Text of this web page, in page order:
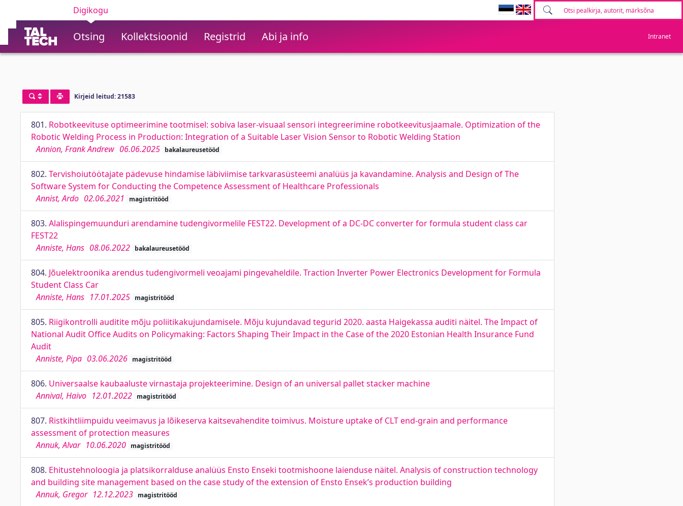
Digikogu
Otsing Kollektsioonid Registrid Abi ja info Intranet
Kirjeid leitud: 21583
801. Robotkeevituse optimeerimine tootmisel: sobiva laser-visuaal sensori integreerimine robotkeevitusjaamale. Optimization of the
Robotic Welding Process in Production: Integration of a Suitable Laser Vision Sensor to Robotic Welding Station
Annion, Frank Andrew 06.06.2025 bakalaureusetööd
802. Tervishoiutöötajate pädevuse hindamise läbiviimise tarkvarasüsteemi analüüs ja kavandamine. Analysis and Design of The
Software System for Conducting the Competence Assessment of Healthcare Professionals
Annist, Ardo 02.06.2021 magistritööd
803. Alalispingemuunduri arendamine tudengivormelile FEST22. Development of a DC-DC converter for formula student class car
FEST22
Anniste, Hans 08.06.2022 bakalaureusetööd
804. Jõuelektroonika arendus tudengivormeli veoajami pingevaheldile. Traction Inverter Power Electronics Development for Formula
Student Class Car
Anniste, Hans 17.01.2025 magistritööd
805. Riigikontrolli auditite mõju poliitikakujundamisele. Mõju kujundavad tegurid 2020. aasta Haigekassa auditi näitel. The Impact of
National Audit Office Audits on Policymaking: Factors Shaping Their Impact in the Case of the 2020 Estonian Health Insurance Fund
Audit
Anniste, Pipa 03.06.2026 magistritööd
806. Universaalse kaubaaluste virnastaja projekteerimine. Design of an universal pallet stacker machine
Annival, Haivo 12.01.2022 magistritööd
807. Ristkihtliimpuidu veeimavus ja lõikeserva kaitsevahendite toimivus. Moisture uptake of CLT end-grain and performance
assessment of protection measures
Annuk, Alvar 10.06.2020 magistritööd
808. Ehitustehnoloogia ja platsikorralduse analüüs Ensto Enseki tootmishoone laienduse näitel. Analysis of construction technology
and building site management based on the case study of the extension of Ensto Ensek’s production building
Annuk, Gregor 12.12.2023 magistritööd